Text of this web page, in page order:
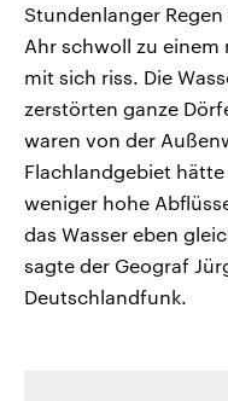
Stundenlanger
Ahr schwoll zu einem
mit sich riss. Die
zerstörten ganze
waren von der
Flachlandgebiet
weniger hohe
das Wasser eben
sagte der Geograf
Deutschlandfunk.